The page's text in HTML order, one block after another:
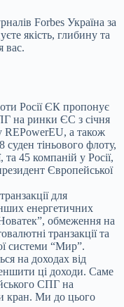
Forbes Україна за
якість, глибину та
вас.
Росії ЄК пропонує
на ринки ЄС з січня
REPowerEU, а також
тіньового флоту,
та 45 компаній у Росії,
Європейської
для
енергетичних
обмеження на
транзакції та
системи “Мир”.
на доходах від
ці доходи. Саме
СПГ на
кран. Ми до цього